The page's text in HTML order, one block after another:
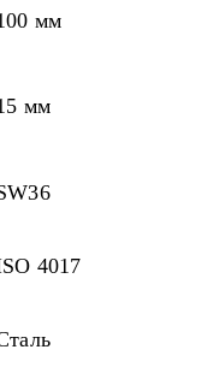
мм
мм
4017